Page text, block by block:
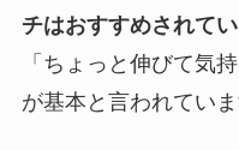
チはおすすめされて
「ちょっと伸びて気
が基本と言われていま